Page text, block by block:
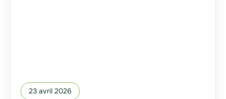
23 avril 2026